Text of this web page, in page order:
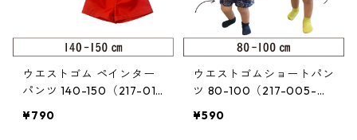
ウエストゴム ペインター
パンツ 140-150（217-014
¥790
ウエストゴムショートパン
ツ 80-100（217-005-
¥590